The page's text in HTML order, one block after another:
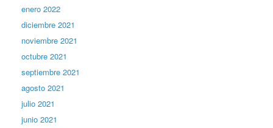
enero 2022
diciembre 2021
noviembre 2021
octubre 2021
septiembre 2021
agosto 2021
julio 2021
junio 2021